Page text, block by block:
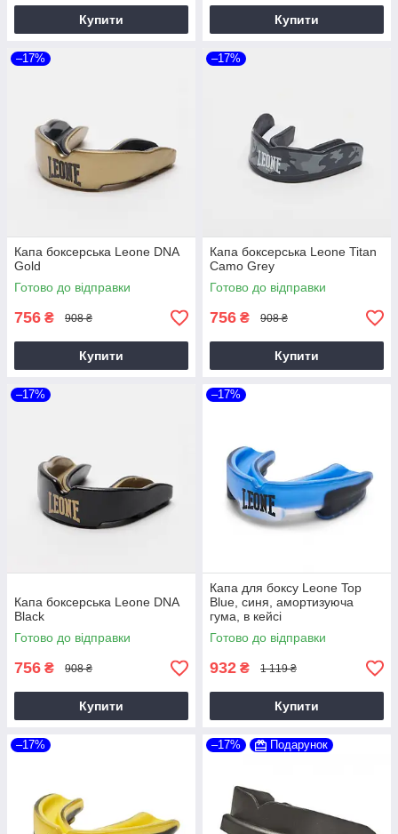
Купити Купити
–17%
Капа боксерська Leone DNA
Gold
Готово до відправки
756 ₴ 908 ₴
Купити
–17%
Капа боксерська Leone Titan
Camo Grey
Готово до відправки
756 ₴ 908 ₴
Купити
–17%
Капа боксерська Leone DNA
Black
Готово до відправки
756 ₴ 908 ₴
Купити
–17%
Капа для боксу Leone Top
Blue, синя, амортизуюча
гума, в кейсі
Готово до відправки
932 ₴ 1 119 ₴
Купити
–17% –17% Подарунок